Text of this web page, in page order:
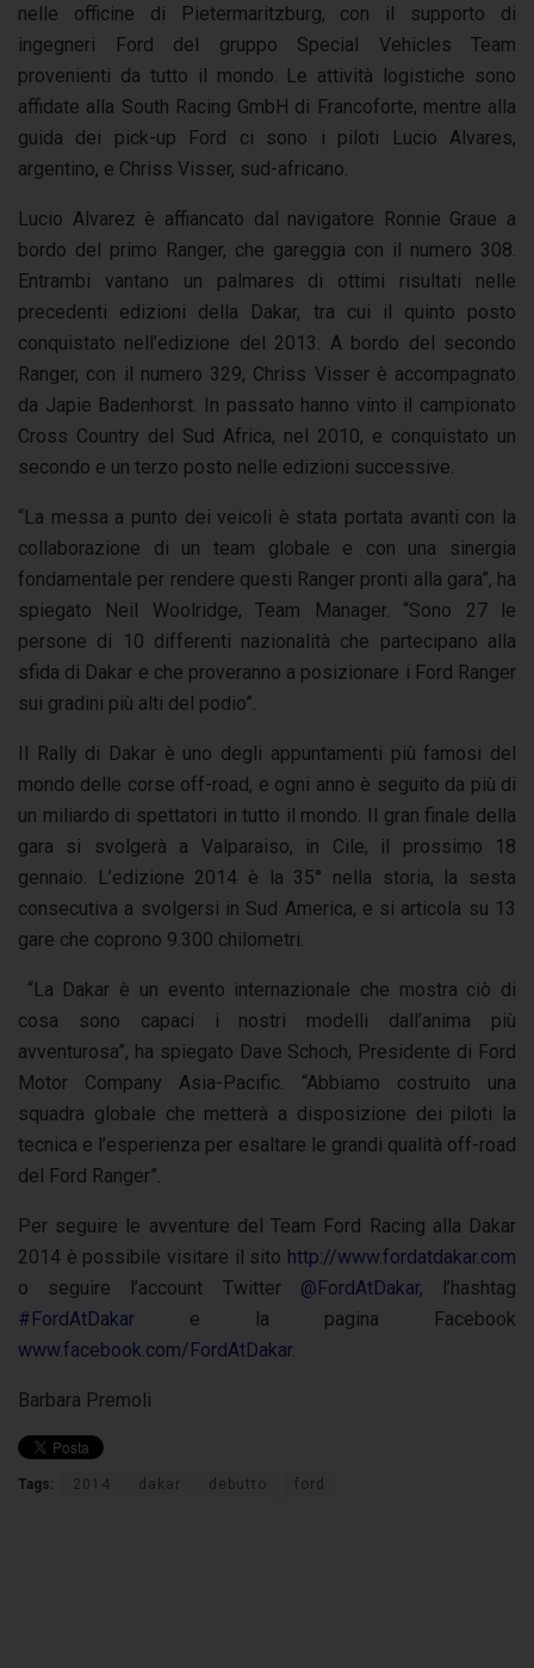
nelle officine di Pietermaritzburg, con il supporto di
ingegneri Ford del gruppo Special Vehicles Team
provenienti da tutto il mondo. Le attività logistiche sono
affidate alla South Racing GmbH di Francoforte, mentre alla
guida dei pick-up Ford ci sono i piloti Lucio Alvares,
argentino, e Chriss Visser, sud-africano.
Lucio Alvarez è affiancato dal navigatore Ronnie Graue a
bordo del primo Ranger, che gareggia con il numero 308.
Entrambi vantano un palmares di ottimi risultati nelle
precedenti edizioni della Dakar, tra cui il quinto posto
conquistato nell’edizione del 2013. A bordo del secondo
Ranger, con il numero 329, Chriss Visser è accompagnato
da Japie Badenhorst. In passato hanno vinto il campionato
Cross Country del Sud Africa, nel 2010, e conquistato un
secondo e un terzo posto nelle edizioni successive.
“La messa a punto dei veicoli è stata portata avanti con la
collaborazione di un team globale e con una sinergia
fondamentale per rendere questi Ranger pronti alla gara”, ha
spiegato Neil Woolridge, Team Manager. “Sono 27 le
persone di 10 differenti nazionalità che partecipano alla
sfida di Dakar e che proveranno a posizionare i Ford Ranger
sui gradini più alti del podio”.
Il Rally di Dakar è uno degli appuntamenti più famosi del
mondo delle corse off-road, e ogni anno è seguito da più di
un miliardo di spettatori in tutto il mondo. Il gran finale della
gara si svolgerà a Valparaiso, in Cile, il prossimo 18
gennaio. L’edizione 2014 è la 35° nella storia, la sesta
consecutiva a svolgersi in Sud America, e si articola su 13
gare che coprono 9.300 chilometri.
“La Dakar è un evento internazionale che mostra ciò di
cosa sono capaci i nostri modelli dall’anima più
avventurosa”, ha spiegato Dave Schoch, Presidente di Ford
Motor Company Asia-Pacific. “Abbiamo costruito una
squadra globale che metterà a disposizione dei piloti la
tecnica e l’esperienza per esaltare le grandi qualità off-road
del Ford Ranger”.
Per seguire le avventure del Team Ford Racing alla Dakar
2014 è possibile visitare il sito http://www.fordatdakar.com
o seguire l’account Twitter @FordAtDakar, l’hashtag
#FordAtDakar e la pagina Facebook
www.facebook.com/FordAtDakar.
Barbara Premoli
Tags: 2014 dakar debutto ford